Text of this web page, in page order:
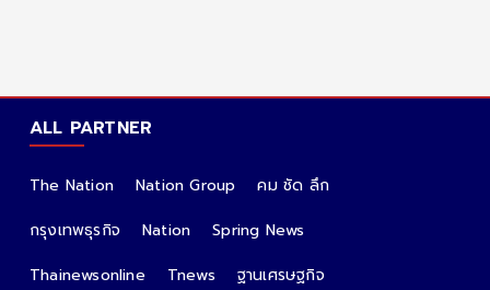
ALL PARTNER
The Nation Nation Group
คม ชัด ลึก
กรุงเทพธุรกิจ
Nation
Spring News
Thainewsonline
Tnews ฐานเศรษฐกิจ